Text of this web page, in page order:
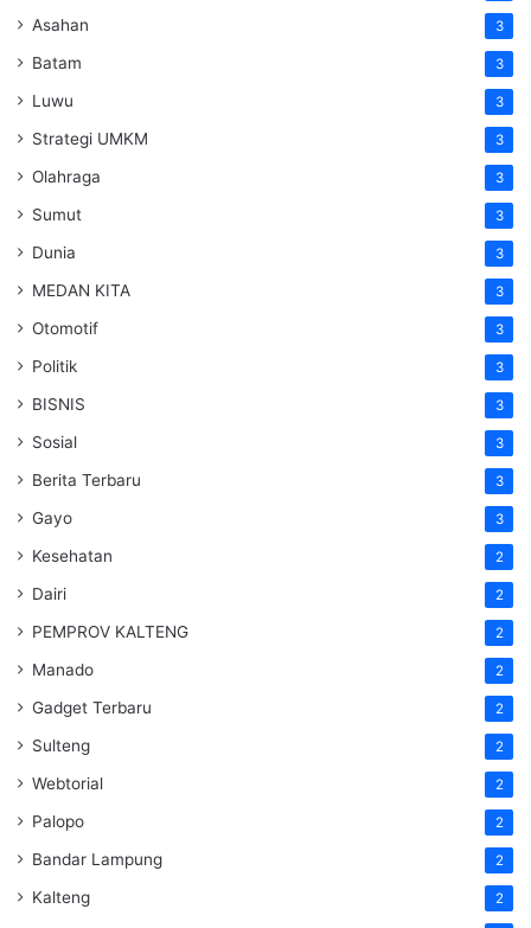
Asahan 3
Batam 3
Luwu 3
Strategi UMKM 3
Olahraga 3
Sumut 3
Dunia 3
MEDAN KITA 3
Otomotif 3
Politik 3
BISNIS 3
Sosial 3
Berita Terbaru 3
Gayo 3
Kesehatan 2
Dairi 2
PEMPROV KALTENG 2
Manado 2
Gadget Terbaru 2
Sulteng 2
Webtorial 2
Palopo 2
Bandar Lampung 2
Kalteng 2